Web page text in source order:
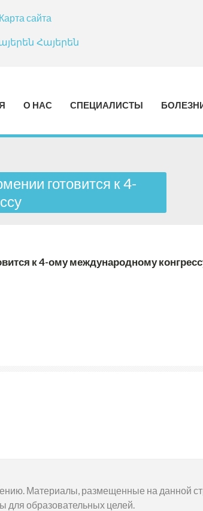
Карта сайта
Հայերեն
О НАС СПЕЦИАЛИСТЫ
готовится к 4-
к 4-ому международному
Материалы, размещенные на данной
для образовательных целей.